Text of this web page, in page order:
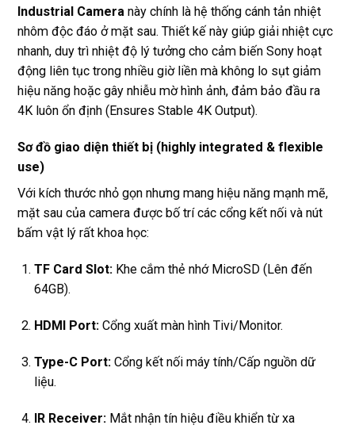
Industrial Camera này chính là hệ thống cánh tản nhiệt
nhôm độc đáo ở mặt sau. Thiết kế này giúp giải nhiệt cực
nhanh, duy trì nhiệt độ lý tưởng cho cảm biến Sony hoạt
động liên tục trong nhiều giờ liền mà không lo sụt giảm
hiệu năng hoặc gây nhiễu mờ hình ảnh, đảm bảo đầu ra
4K luôn ổn định (Ensures Stable 4K Output).
Sơ đồ giao diện thiết bị (highly integrated & flexible
use)
Với kích thước nhỏ gọn nhưng mang hiệu năng mạnh mẽ,
mặt sau của camera được bố trí các cổng kết nối và nút
bấm vật lý rất khoa học:
TF Card Slot: Khe cắm thẻ nhớ MicroSD (Lên đến
64GB).
HDMI Port: Cổng xuất màn hình Tivi/Monitor.
Type-C Port: Cổng kết nối máy tính/Cấp nguồn dữ
liệu.
IR Receiver: Mắt nhận tín hiệu điều khiển từ xa